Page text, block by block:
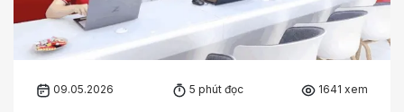
09.05.2026 5 phút đọc 1641 xem